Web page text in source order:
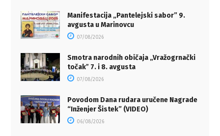
Manifestacija „Pantelejski sabor” 9.
avgusta u Marinovcu
07/08/2026
Smotra narodnih običaja „Vražogrnački
točakˮ 7. i 8. avgusta
07/08/2026
Povodom Dana rudara uručene Nagrade
“Inženjer Šistek” (VIDEO)
06/08/2026